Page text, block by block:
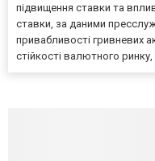
підвищення ставки та
ставки, за даними
привабливості гривневих
стійкості валютного ринку,